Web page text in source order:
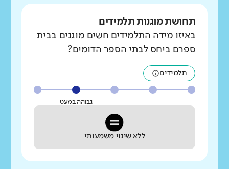
תחושת מוגנות תלמידים
באיזו מידה התלמידים חשים מוגנים בבית
ספרם ביחס לבתי הספר הדומים?
תלמידים
גבוהה במעט
ללא שינוי משמעותי